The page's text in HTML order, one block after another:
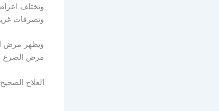
وتختلف
وتصرفات
مرض الصرع
العلاج